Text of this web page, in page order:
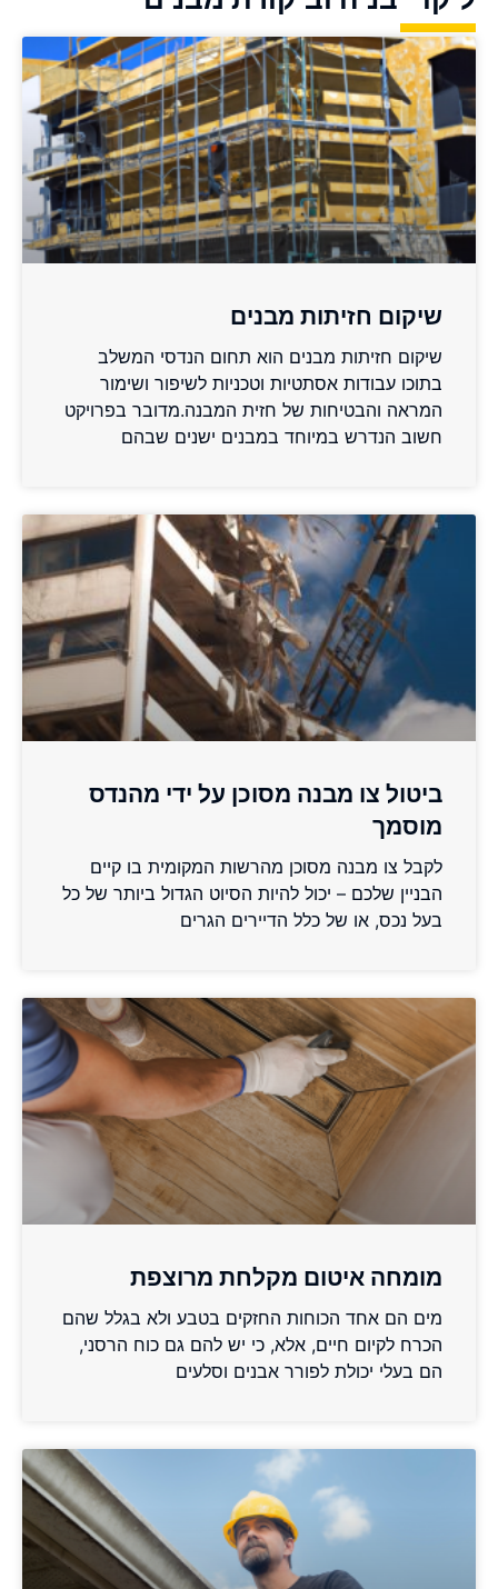
שיקום חזיתות מבנים
שיקום חזיתות מבנים הוא תחום הנדסי המשלב
בתוכו עבודות אסתטיות וטכניות לשיפור ושימור
המראה והבטיחות של חזית המבנה.מדובר בפרויקט
חשוב הנדרש במיוחד במבנים ישנים שבהם
ביטול צו מבנה מסוכן על ידי מהנדס
מוסמך
לקבל צו מבנה מסוכן מהרשות המקומית בו קיים
הבניין שלכם – יכול להיות הסיוט הגדול ביותר של כל
בעל נכס, או של כלל הדיירים הגרים
מומחה איטום מקלחת מרוצפת
מים הם אחד הכוחות החזקים בטבע ולא בגלל שהם
הכרח לקיום חיים, אלא, כי יש להם גם כוח הרסני,
הם בעלי יכולת לפורר אבנים וסלעים